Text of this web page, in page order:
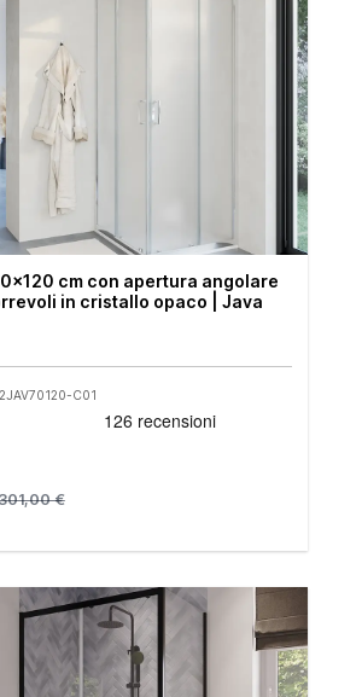
cm con apertura angolare
in cristallo opaco | Java
C01
€